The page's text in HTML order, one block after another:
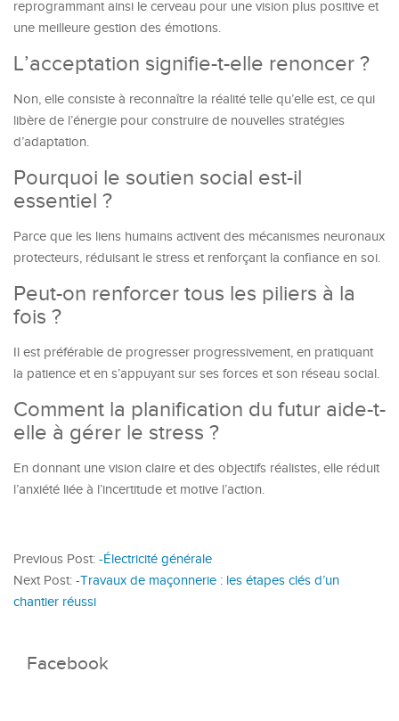
reprogrammant ainsi le cerveau pour une vision plus positive et
une meilleure gestion des émotions.
L’acceptation signifie-t-elle renoncer ?
Non, elle consiste à reconnaître la réalité telle qu’elle est, ce qui
libère de l’énergie pour construire de nouvelles stratégies
d’adaptation.
Pourquoi le soutien social est-il
essentiel ?
Parce que les liens humains activent des mécanismes neuronaux
protecteurs, réduisant le stress et renforçant la confiance en soi.
Peut-on renforcer tous les piliers à la
fois ?
Il est préférable de progresser progressivement, en pratiquant
la patience et en s’appuyant sur ses forces et son réseau social.
Comment la planification du futur aide-t-
elle à gérer le stress ?
En donnant une vision claire et des objectifs réalistes, elle réduit
l’anxiété liée à l’incertitude et motive l’action.
Previous Post: -Électricité générale
Next Post: -Travaux de maçonnerie : les étapes clés d’un
chantier réussi
Facebook